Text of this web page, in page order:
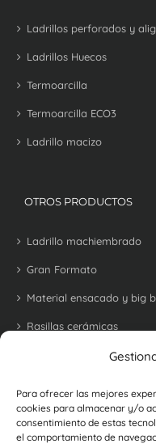
Para ofrecer las mejores
cookies para almacenar y/o
consentimiento de estas
el comportamiento de
Ladrillos perforados y
Ladrillos Huecos
Termoarcilla
Termoarcilla ECO3
Ladrillo macizo
OTROS PRODUCTOS
Ladrillo machiembrado
Gran Formato
Material ensacado y big
Rasillas cerámicas
Ladrillo refractario para
Ladrillos y baldosas